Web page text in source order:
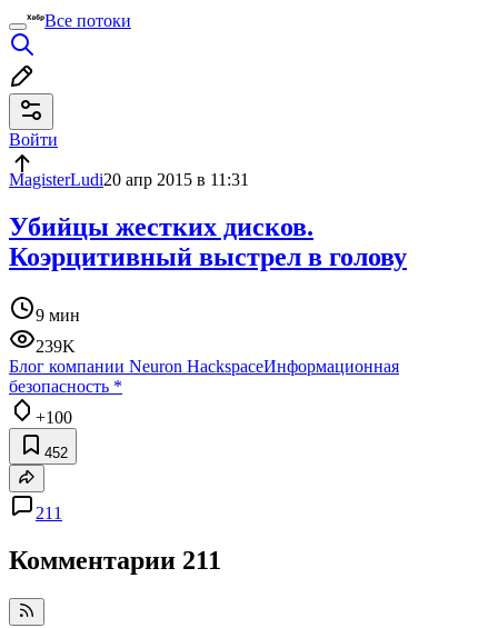
Все потоки
Войти
MagisterLudi20 апр 2015 в 11:31
Убийцы жестких дисков.
Коэрцитивный выстрел в голову
9 мин
239K
Блог компании Neuron HackspaceИнформационная
безопасность *
+100
452
211
Комментарии 211